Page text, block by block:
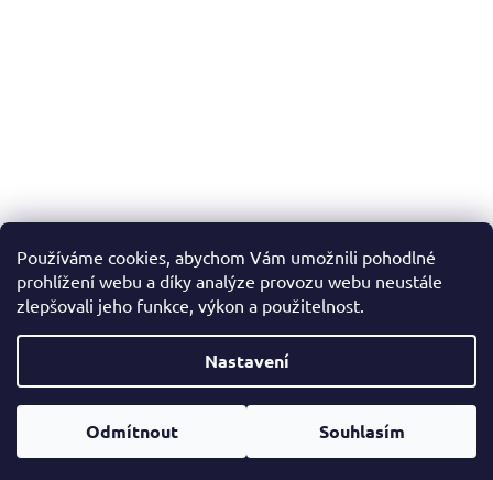
Používáme cookies, abychom Vám umožnili pohodlné
prohlížení webu a díky analýze provozu webu neustále
zlepšovali jeho funkce, výkon a použitelnost.
Nastavení
Odmítnout Souhlasím
Vytvořil Shoptet
Copyright 2026Jaspis přikrývky . Všechna práva vyhrazena.